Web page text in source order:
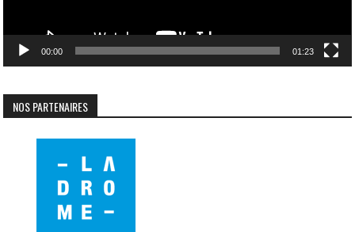
00:00 01:23
NOS PARTENAIRES